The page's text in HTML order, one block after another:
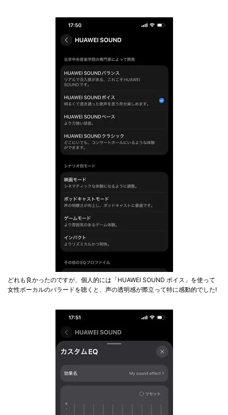
どれも良かったのですが、個人的には「HUAWEI SOUND ボイス」を使って
女性ボーカルのバラードを聴くと、声の透明感が際立って特に感動的でした!